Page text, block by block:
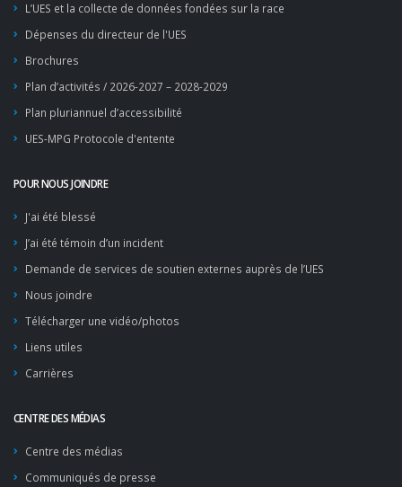
L’UES et la collecte de données fondées sur la race
Dépenses du directeur de l'UES
Brochures
Plan d’activités / 2026-2027 – 2028-2029
Plan pluriannuel d’accessibilité
UES-MPG Protocole d'entente
POUR NOUS JOINDRE
J'ai été blessé
J’ai été témoin d’un incident
Demande de services de soutien externes auprès de l’UES
Nous joindre
Télécharger une vidéo/photos
Liens utiles
Carrières
CENTRE DES MÉDIAS
Centre des médias
Communiqués de presse